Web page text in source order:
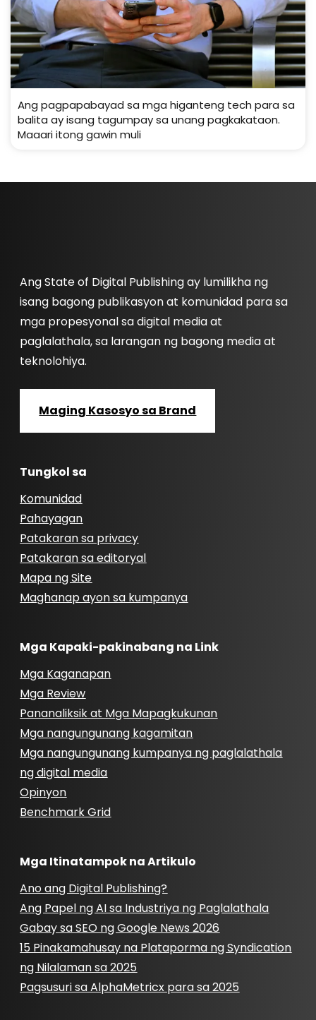
Ang pagpapabayad sa mga higanteng tech para sa
balita ay isang tagumpay sa unang pagkakataon.
Maaari itong gawin muli
Ang State of Digital Publishing ay lumilikha ng
isang bagong publikasyon at komunidad para sa
mga propesyonal sa digital media at
paglalathala, sa larangan ng bagong media at
teknolohiya.
Maging Kasosyo sa Brand
Tungkol sa
Komunidad
Pahayagan
Patakaran sa privacy
Patakaran sa editoryal
Mapa ng Site
Maghanap ayon sa kumpanya
Mga Kapaki-pakinabang na Link
Mga Kaganapan
Mga Review
Pananaliksik at Mga Mapagkukunan
Mga nangungunang kagamitan
Mga nangungunang kumpanya ng paglalathala
ng digital media
Opinyon
Benchmark Grid
Mga Itinatampok na Artikulo
Ano ang Digital Publishing?
Ang Papel ng AI sa Industriya ng Paglalathala
Gabay sa SEO ng Google News 2026
15 Pinakamahusay na Plataporma ng Syndication
ng Nilalaman sa 2025
Pagsusuri sa AlphaMetricx para sa 2025